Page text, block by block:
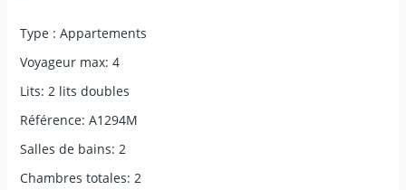
Type : Appartements
Voyageur max: 4
Lits: 2 lits doubles
Référence: A1294M
Salles de bains: 2
Chambres totales: 2